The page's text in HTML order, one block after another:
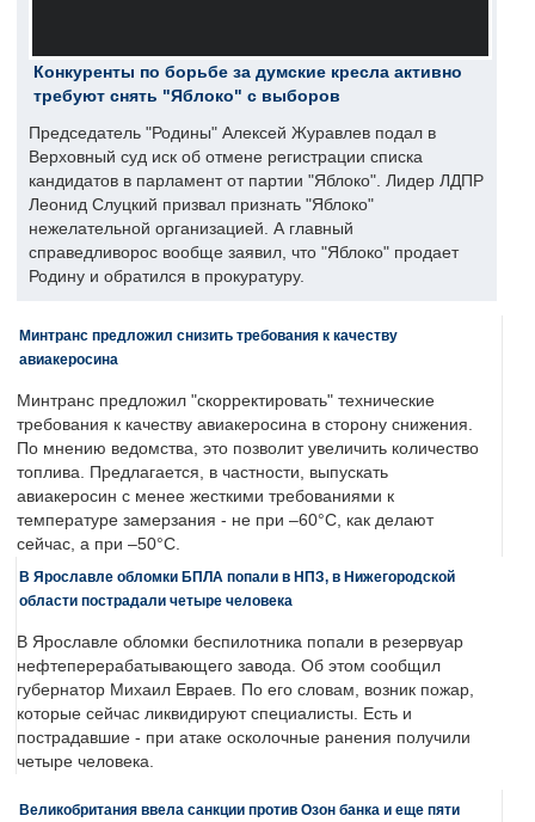
Конкуренты по борьбе за думские кресла активно
требуют снять "Яблоко" с выборов
Председатель "Родины" Алексей Журавлев подал в
Верховный суд иск об отмене регистрации списка
кандидатов в парламент от партии "Яблоко". Лидер ЛДПР
Леонид Слуцкий призвал признать "Яблоко"
нежелательной организацией. А главный
справедливорос вообще заявил, что "Яблоко" продает
Родину и обратился в прокуратуру.
Минтранс предложил снизить требования к качеству
авиакеросина
Минтранс предложил "скорректировать" технические
требования к качеству авиакеросина в сторону снижения.
По мнению ведомства, это позволит увеличить количество
топлива. Предлагается, в частности, выпускать
авиакеросин с менее жесткими требованиями к
температуре замерзания - не при –60°C, как делают
сейчас, а при –50°C.
В Ярославле обломки БПЛА попали в НПЗ, в Нижегородской
области пострадали четыре человека
В Ярославле обломки беспилотника попали в резервуар
нефтеперерабатывающего завода. Об этом сообщил
губернатор Михаил Евраев. По его словам, возник пожар,
которые сейчас ликвидируют специалисты. Есть и
пострадавшие - при атаке осколочные ранения получили
четыре человека.
Великобритания ввела санкции против Озон банка и еще пяти